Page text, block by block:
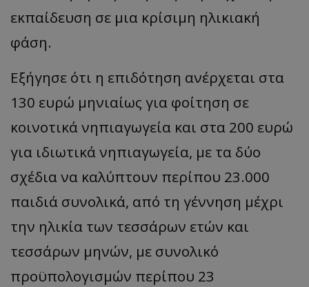
εκπαίδευση σε μια κρίσιμη ηλικιακή
φάση.
Εξήγησε ότι η επιδότηση ανέρχεται στα
130 ευρώ μηνιαίως για φοίτηση σε
κοινοτικά νηπιαγωγεία και στα 200 ευρώ
για ιδιωτικά νηπιαγωγεία, με τα δύο
σχέδια να καλύπτουν περίπου 23.000
παιδιά συνολικά, από τη γέννηση μέχρι
την ηλικία των τεσσάρων ετών και
τεσσάρων μηνών, με συνολικό
προϋπολογισμών περίπου 23